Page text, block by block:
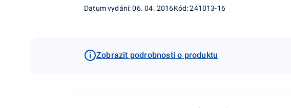
Datum vydání: 06. 04. 2016Kód: 241013-16
Zobrazit podrobnosti o produktu